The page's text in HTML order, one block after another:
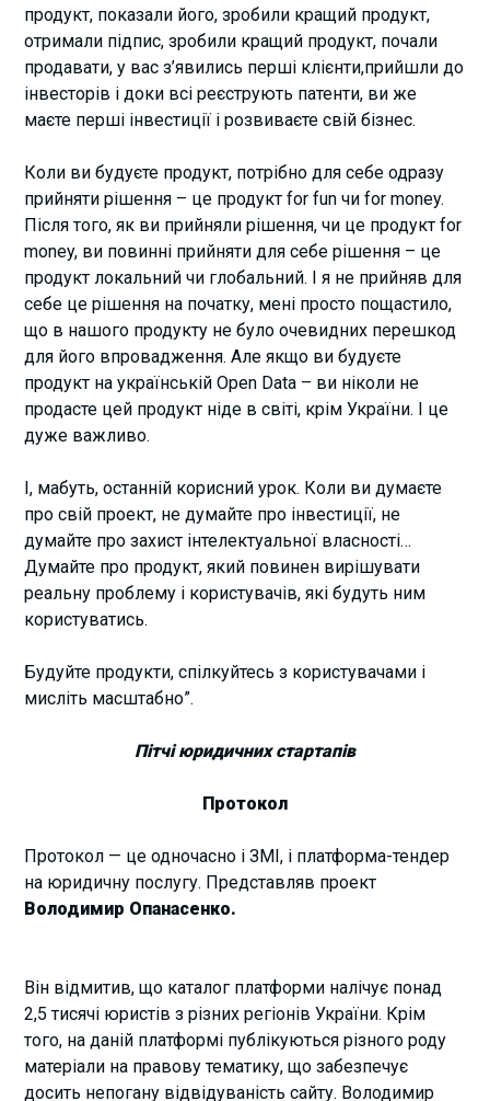
продукт, показали його, зробили кращий продукт,
отримали підпис, зробили кращий продукт, почали
продавати, у вас з’явились перші клієнти,прийшли до
інвесторів і доки всі реєструють патенти, ви же
маєте перші інвестиції і розвиваєте свій бізнес.
Коли ви будуєте продукт, потрібно для себе одразу
прийняти рішення – це продукт for fun чи for money.
Після того, як ви прийняли рішення, чи це продукт for
money, ви повинні прийняти для себе рішення – це
продукт локальний чи глобальний. І я не прийняв для
себе це рішення на початку, мені просто пощастило,
що в нашого продукту не було очевидних перешкод
для його впровадження. Але якщо ви будуєте
продукт на українській Open Data – ви ніколи не
продасте цей продукт ніде в світі, крім України. І це
дуже важливо.
І, мабуть, останній корисний урок. Коли ви думаєте
про свій проект, не думайте про інвестиції, не
думайте про захист інтелектуальної власності…
Думайте про продукт, який повинен вирішувати
реальну проблему і користувачів, які будуть ним
користуватись.
Будуйте продукти, спілкуйтесь з користувачами і
мисліть масштабно”.
Пітчі юридичних стартапів
Протокол
Протокол — це одночасно і ЗМІ, і платформа-тендер
на юридичну послугу. Представляв проект
Володимир Опанасенко.
Він відмитив, що каталог платформи налічує понад
2,5 тисячі юристів з різних регіонів України. Крім
того, на даній платформі публікуються різного роду
матеріали на правову тематику, що забезпечує
досить непогану відвідуваність сайту. Володимир